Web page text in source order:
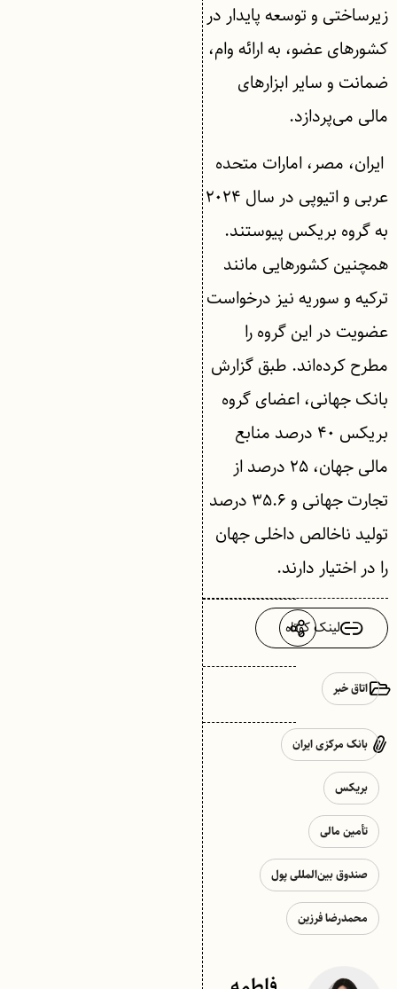
زیرساختی و توسعه پایدار در
کشورهای عضو، به ارائه وام،
ضمانت و سایر ابزارهای
مالی می‌پردازد.
ایران، مصر، امارات متحده
عربی و اتیوپی در سال ۲۰۲۴
به گروه بریکس پیوستند.
همچنین کشورهایی مانند
ترکیه و سوریه نیز درخواست
عضویت در این گروه را
مطرح کرده‌اند. طبق گزارش
بانک جهانی، اعضای گروه
بریکس ۴۰ درصد منابع
مالی جهان، ۲۵ درصد از
تجارت جهانی و ۳۵.۶ درصد
تولید ناخالص داخلی جهان
را در اختیار دارند.
لینک کوتاه
اتاق خبر
بانک مرکزی ایران
بریکس
تأمین مالی
صندوق بین‌المللی پول
محمدرضا فرزین